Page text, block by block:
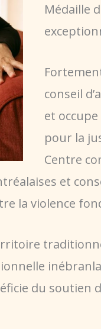
Médaille
conseil
et
pour la
Centre
et
la violence
du